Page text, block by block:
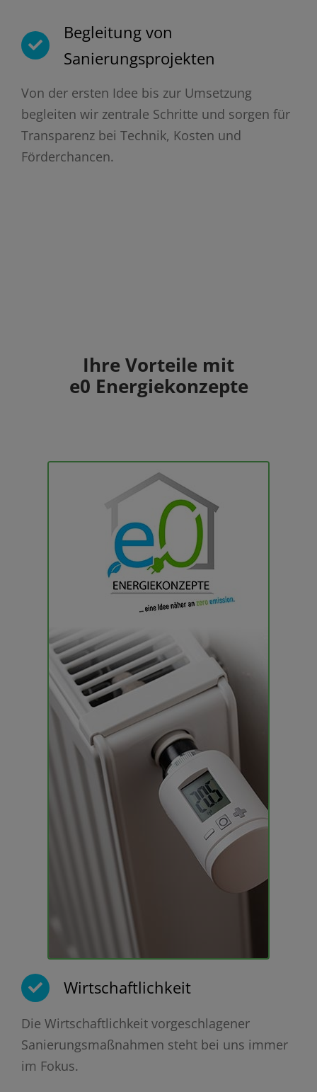
Begleitung von
Sanierungsprojekten
Von der ersten Idee bis zur Umsetzung
begleiten wir zentrale Schritte und sorgen für
Transparenz bei Technik, Kosten und
Förderchancen.
Ihre Vorteile mit
e0 Energiekonzepte
Wirtschaftlichkeit
Die Wirtschaftlichkeit vorgeschlagener
Sanierungsmaßnahmen steht bei uns immer
im Fokus.